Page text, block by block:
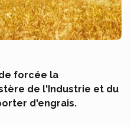
forcée la
de l'Industrie et du
d'engrais.